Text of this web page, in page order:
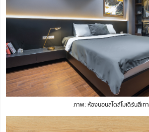
ภาพ: ห้องนอนสไตล์โมเดิร์นสีเทา